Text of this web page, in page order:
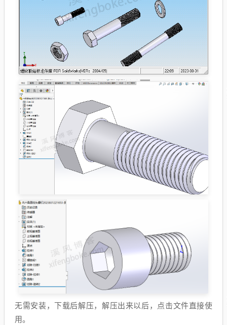
无需安装，下载后解压，解压出来以后，点击文件直接使
用。